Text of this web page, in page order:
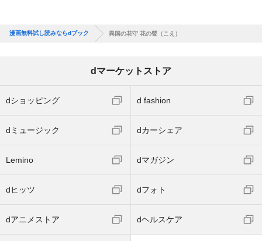
漫画無料試し読みならdブック 異国の花守 花の聲（こえ）
dマーケットストア
dショッピング d fashion
dミュージック dカーシェア
Lemino dマガジン
dヒッツ dフォト
dアニメストア dヘルスケア